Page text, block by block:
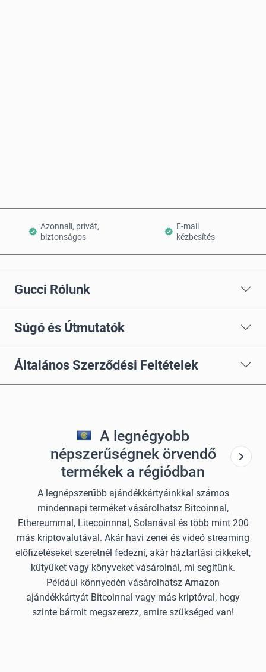
Azonnali, privát,
biztonságos
E-mail
kézbesítés
Gucci Rólunk
Súgó és Útmutatók
Általános Szerződési Feltételek
A legnégyobb
népszerűségnek örvendő
termékek a régiódban
A legnépszerűbb ajándékkártyáinkkal számos
mindennapi terméket vásárolhatsz Bitcoinnal,
Ethereummal, Litecoinnnal, Solanával és több mint 200
más kriptovalutával. Akár havi zenei és videó streaming
előfizetéseket szeretnél fedezni, akár háztartási cikkeket,
kütyüket vagy könyveket vásárolnál, mi segítünk.
Például könnyedén vásárolhatsz Amazon
ajándékkártyát Bitcoinnal vagy más kriptóval, hogy
szinte bármit megszerezz, amire szükséged van!